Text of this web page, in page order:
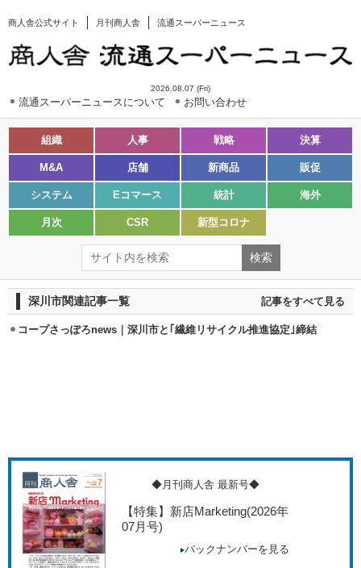
商人舎公式サイト 月刊商人舎 流通スーパーニュース
2026.08.07 (Fri)
流通スーパーニュースについて お問い合わせ
組織 人事 戦略 決算
M&A 店舗 新商品 販促
システム Eコマース 統計 海外
月次 CSR 新型コロナ
深川市関連記事一覧 記事をすべて見る
コープさっぽろnews｜深川市と｢繊維リサイクル推進協定｣締結
◆月刊商人舎 最新号◆
【特集】新店Marketing(2026年
07月号)
バックナンバーを見る